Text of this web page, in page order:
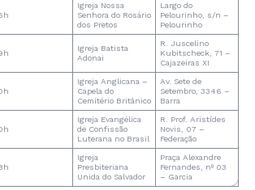
Igreja Nossa
Senhora do Rosário
dos Pretos
Largo do
Pelourinho, s/n –
Pelourinho
Igreja Batista
Adonai
R. Juscelino
Kubitscheck, 71 –
Cajazeiras XI
Igreja Anglicana –
Capela do
Cemitério Britânico
Av. Sete de
Setembro, 3346 –
Barra
Igreja Evangélica
de Confissão
Luterana no Brasil
R. Prof. Aristídes
Novis, 07 –
Federação
Igreja
Presbiteriana
Unida do Salvador
Praça Alexandre
Fernandes, nº 03
– Garcia